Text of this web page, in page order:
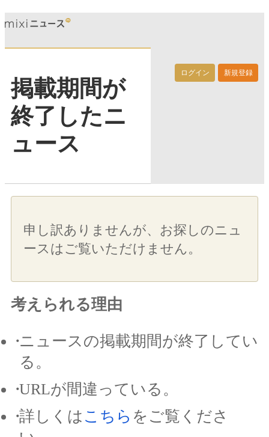
ログイン 新規登録
掲載期間が
終了したニ
ュース
申し訳ありませんが、お探しのニュ
ースはご覧いただけません。
考えられる理由
ニュースの掲載期間が終了してい
る。
URLが間違っている。
詳しくは こちら をご覧くださ